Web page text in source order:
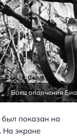
Боец ополчения
был показан на
На экране